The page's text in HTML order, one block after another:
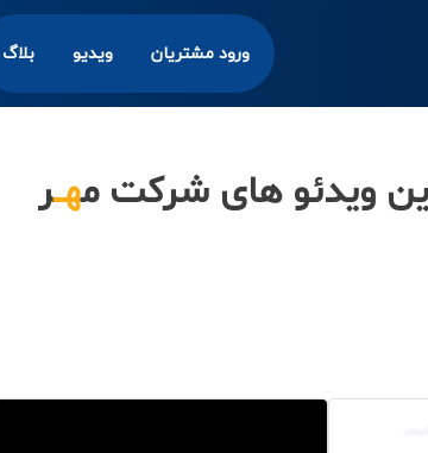
ورود مشتریان ویدیو بلاگ
ویدئو های شرکت مهــر